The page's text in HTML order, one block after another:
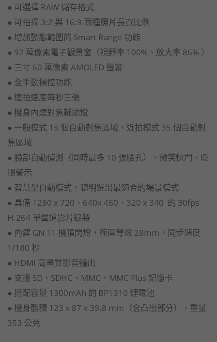
● 可選擇 RAW 儲存格式
● 可拍攝 3:2 與 16:9 兩種照片長寬比例
● 增加動態範圍的 Smart Range 功能
● 92 萬像素電子觀景窗（視野率 100%、放大率 86% ）
● 三寸 60 萬像素 AMOLED 螢幕
● 全手動操控功能
● 連拍速度每秒三張
● 機身內建對焦輔助燈
● 一般模式 15 個自動對焦區域、近拍模式 35 個自動對
焦區域
● 臉部自動偵測（同時最多 10 張臉孔）、微笑快門、眨
眼警示
● 智慧型自動模式，聰明選出最適合的場景模式
● 具備 1280 x 720、640x 480、320 x 340 的 30fps
H.264 單聲道影片錄製
● 內建 GN 11 機頂閃燈，範圍等效 28mm，同步速度
1/180 秒
● HDMI 高畫質影音輸出
● 支援 SD、SDHC、MMC、MMC Plus 記憶卡
● 搭配容量 1300mAh 的 BP1310 鋰電池
● 機身體積 123 x 87 x 39.8 mm（含凸出部分），重量
353 公克